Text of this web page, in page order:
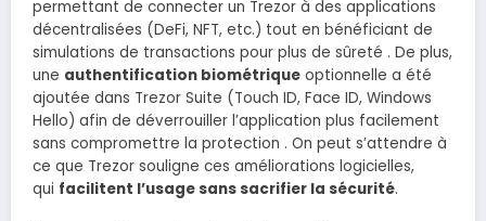
permettant de connecter un Trezor à des applications
décentralisées (DeFi, NFT, etc.) tout en bénéficiant de
simulations de transactions pour plus de sûreté . De plus,
une authentification biométrique optionnelle a été
ajoutée dans Trezor Suite (Touch ID, Face ID, Windows
Hello) afin de déverrouiller l’application plus facilement
sans compromettre la protection . On peut s’attendre à
ce que Trezor souligne ces améliorations logicielles,
qui facilitent l’usage sans sacrifier la sécurité.